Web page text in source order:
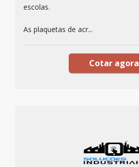
escolas.
As plaquetas de acr...
Cotar agora